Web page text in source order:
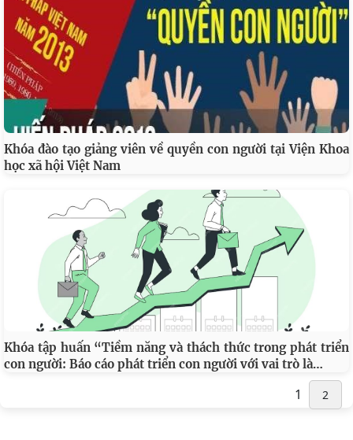
Khóa đào tạo giảng viên về quyền con người tại Viện Khoa
học xã hội Việt Nam
Khóa tập huấn “Tiềm năng và thách thức trong phát triển
con người: Báo cáo phát triển con người với vai trò là…
1 2